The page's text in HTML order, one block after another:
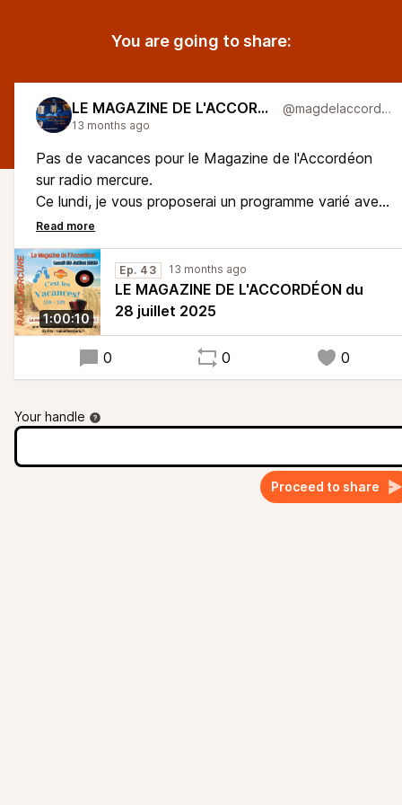
You are going to share:
LE MAGAZINE DE L'ACCORDÉON @magdelaccordeon
13 months ago
Pas de vacances pour le Magazine de l'Accordéon
sur radio mercure.
Ce lundi, je vous proposerai un programme varié avec
Lionel Belluard, Fred Bourlard, Jean Harduin, Jean
Robert Chappelet, E Macias, Sébastien Farge,, Harry
Verschueren, Yvette Horner, Régine, Nicolas
Rapicault, Trio d'Accordéon, Stéphanie Rodriguez,
Thierry Bonnefous, Louis Ledrich (le 45 tours de la
semaine), Alain Musichini, Ludovic Beier, Manu
Maugain et André Trichot, Corinne Rousselet.
1:00:10
Ep. 43 13 months ago
LE MAGAZINE DE L'ACCORDÉON du
28 juillet 2025
0 0 0
Your handle
Proceed to share